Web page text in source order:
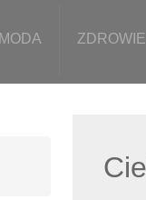
MODA ZDROWIE